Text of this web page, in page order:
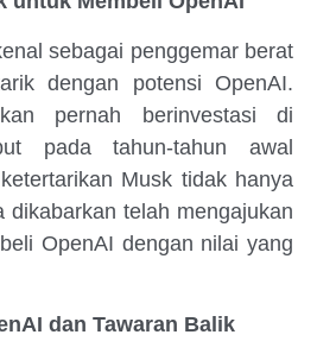
sebagai penggemar berat
dengan potensi OpenAI.
pernah berinvestasi di
pada tahun-tahun awal
Musk tidak hanya
dikabarkan telah mengajukan
OpenAI dengan nilai yang
dan Tawaran Balik